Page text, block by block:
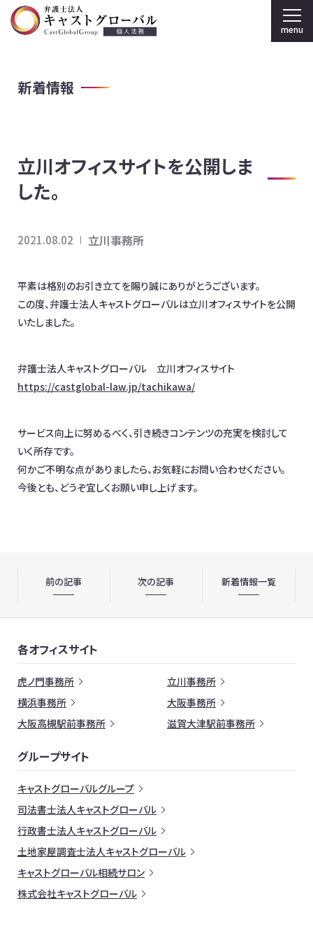
個人のお客様
弁護士紹介
事務所案内
イベント情報 メディア掲載
menu
新着情報
立川オフィスサイトを公開しま
した。
2021.08.02 立川事務所
平素は格別のお引き立てを賜り誠にありがとうございます。
この度、弁護士法人キャストグローバルは立川オフィスサイトを公開
いたしました。
弁護士法人キャストグローバル 立川オフィスサイト
https://castglobal-law.jp/tachikawa/
サービス向上に努めるべく、引き続きコンテンツの充実を検討して
いく所存です。
何かご不明な点がありましたら、お気軽にお問い合わせください。
今後とも、どうぞ宜しくお願い申し上げます。
前の記事 次の記事 新着情報一覧
各オフィスサイト
虎ノ門事務所
立川事務所
横浜事務所
大阪事務所
大阪高槻駅前事務所
滋賀大津駅前事務所
グループサイト
キャストグローバルグループ
司法書士法人キャストグローバル
行政書士法人キャストグローバル
土地家屋調査士法人キャストグローバル
キャストグローバル相続サロン
株式会社キャストグローバル